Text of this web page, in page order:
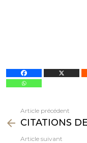
plus
Article précédent
CITATIONS
Article suivant